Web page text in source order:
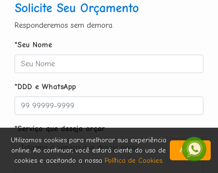
Solicite Seu Orçamento
Responderemos sem demora.
*Seu Nome
*DDD e WhatsApp
*Serviço que deseja orçar
Utilizamos cookies para melhorar sua experiência
online. Ao continuar, você estará ciente do uso de
cookies e aceitando a nossa Política de Cookies.
Aceitar